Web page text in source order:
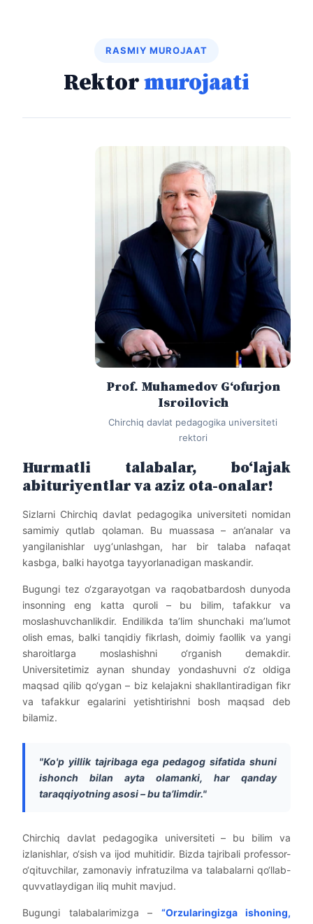
RASMIY MUROJAAT
Rektormurojaati
Prof. Muhamedov G‘ofurjon
Isroilovich
Chirchiq davlat pedagogika universiteti
rektori
Hurmatli talabalar, bo‘lajak
abituriyentlar va aziz ota-onalar!
Sizlarni Chirchiq davlat pedagogika universiteti nomidan
samimiy qutlab qolaman. Bu muassasa – an’analar va
yangilanishlar uyg‘unlashgan, har bir talaba nafaqat
kasbga, balki hayotga tayyorlanadigan maskandir.
Bugungi tez o‘zgarayotgan va raqobatbardosh dunyoda
insonning eng katta quroli – bu bilim, tafakkur va
moslashuvchanlikdir. Endilikda ta’lim shunchaki ma’lumot
olish emas, balki tanqidiy fikrlash, doimiy faollik va yangi
sharoitlarga moslashishni o‘rganish demakdir.
Universitetimiz aynan shunday yondashuvni o‘z oldiga
maqsad qilib qo‘ygan – biz kelajakni shakllantiradigan fikr
va tafakkur egalarini yetishtirishni bosh maqsad deb
bilamiz.
"Ko'p yillik tajribaga ega pedagog sifatida shuni
ishonch bilan ayta olamanki, har qanday
taraqqiyotning asosi – bu ta’limdir."
Chirchiq davlat pedagogika universiteti – bu bilim va
izlanishlar, o‘sish va ijod muhitidir. Bizda tajribali professor-
o‘qituvchilar, zamonaviy infratuzilma va talabalarni qo‘llab-
quvvatlaydigan iliq muhit mavjud.
Bugungi talabalarimizga – “Orzularingizga ishoning,